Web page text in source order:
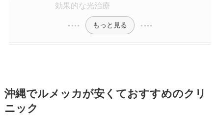
効果的な光治療
もっと見る
沖縄でルメッカが安くておすすめのクリ
ニック